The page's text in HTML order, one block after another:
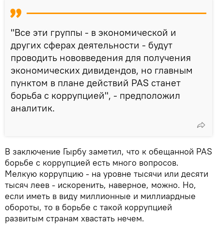
"Все эти группы - в экономической и
других сферах деятельности - будут
проводить нововведения для получения
экономических дивидендов, но главным
пунктом в плане действий PAS станет
борьба с коррупцией", - предположил
аналитик.
В заключение Гырбу заметил, что к обещанной PAS
борьбе с коррупцией есть много вопросов.
Мелкую коррупцию - на уровне тысячи или десяти
тысяч леев - искоренить, наверное, можно. Но,
если иметь в виду миллионные и миллиардные
обороты, то в борьбе с такой коррупцией
развитым странам хвастать нечем.